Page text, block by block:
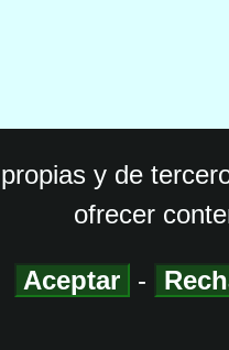
y de
ofrecer
Aceptar -